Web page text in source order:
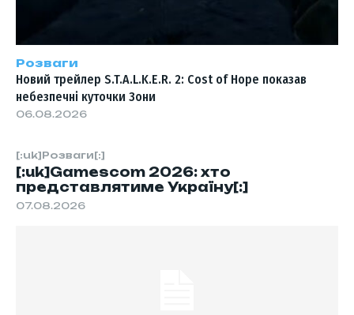
[:uk]Розваги[:]
[:uk]Gamescom 2026: хто
представлятиме Україну[:]
07.08.2026
Розваги
Новий трейлер S.T.A.L.K.E.R. 2: Cost of Hope показав
небезпечні куточки Зони
06.08.2026